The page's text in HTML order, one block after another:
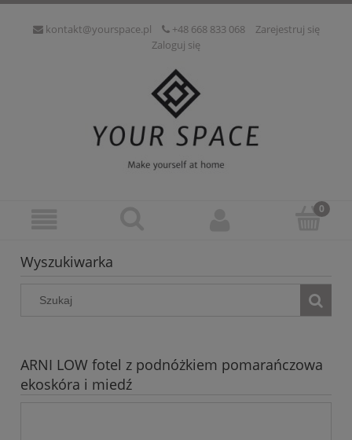
kontakt@yourspace.pl +48 668 833 068
Zarejestruj się
Zaloguj się
Wyszukiwarka
ARNI LOW fotel z podnóżkiem pomarańczowa
ekoskóra i miedź